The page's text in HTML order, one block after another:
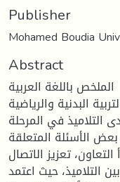
Publisher
Mohamed Boudia
Abstract
الملخص باللغة العربية
البدنية والرياضية
التلاميذ في المرحلة
بعض الأسئلة المتعلقة
تعزيز الاتصال
التلاميذ، حيث اعتمد